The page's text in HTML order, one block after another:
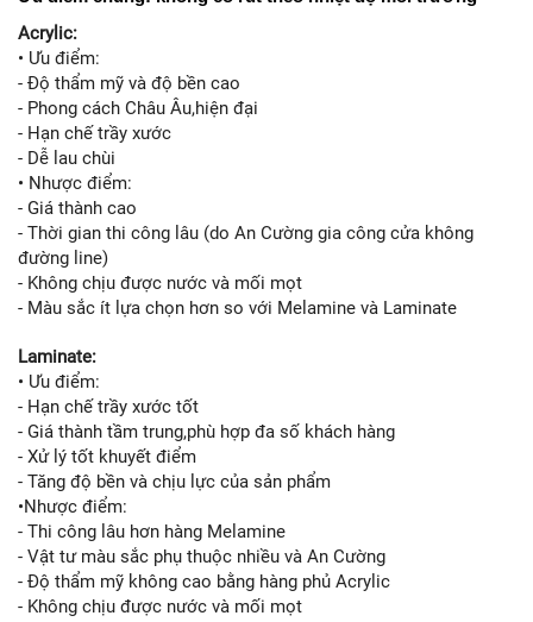
Acrylic:
• Ưu điểm:
- Độ thẩm mỹ và độ bền cao
- Phong cách Châu Âu,hiện đại
- Hạn chế trầy xước
- Dễ lau chùi
• Nhược điểm:
- Giá thành cao
- Thời gian thi công lâu (do An Cường gia công cửa không
đường line)
- Không chịu được nước và mối mọt
- Màu sắc ít lựa chọn hơn so với Melamine và Laminate
Laminate:
• Ưu điểm:
- Hạn chế trầy xước tốt
- Giá thành tầm trung,phù hợp đa số khách hàng
- Xử lý tốt khuyết điểm
- Tăng độ bền và chịu lực của sản phẩm
•Nhược điểm:
- Thi công lâu hơn hàng Melamine
- Vật tư màu sắc phụ thuộc nhiều và An Cường
- Độ thẩm mỹ không cao bằng hàng phủ Acrylic
- Không chịu được nước và mối mọt